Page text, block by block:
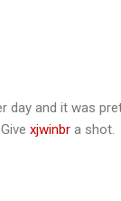
day and it was
xjwinbra shot.